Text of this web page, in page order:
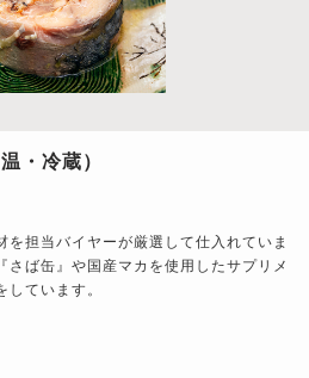
・冷蔵）
担当バイヤーが厳選して仕入れていま
さば缶』や国産マカを使用したサプリメ
ています。